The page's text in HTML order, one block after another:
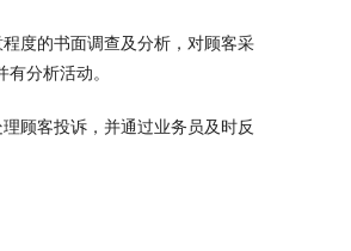
度的书面调查及分析，对顾客采
分析活动。
顾客投诉，并通过业务员及时反